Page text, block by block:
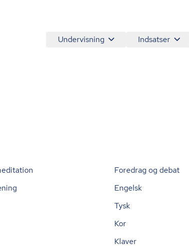
Undervisning Indsatser
Foredrag og debat
Engelsk
Tysk
Kor
Klaver